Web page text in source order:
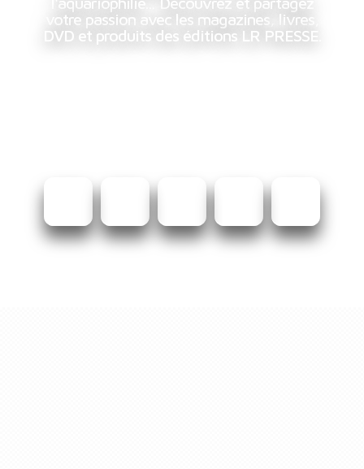
votre passion avec les magazines, livres,
DVD et produits des éditions LR PRESSE.